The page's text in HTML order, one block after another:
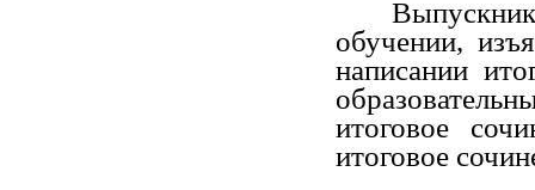
обучении,
написании
итоговое
итоговое